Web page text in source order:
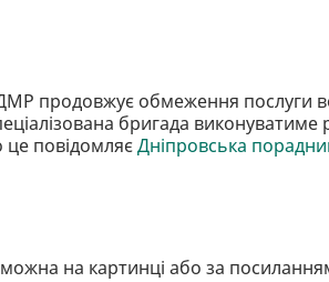
продовжує обмеження послуги
бригада
це повідомляєДніпровська
на картинці або за